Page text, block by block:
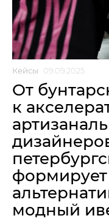
Кейсы 09.09.2025
От
к
формирует
модный